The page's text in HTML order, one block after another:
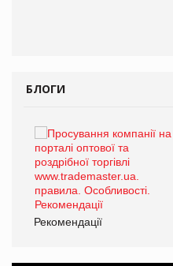
БЛОГИ
Рекомендації